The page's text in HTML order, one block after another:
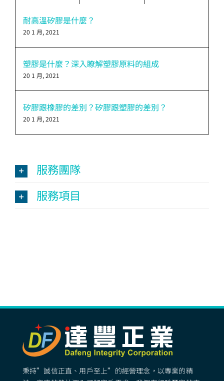
耐高溫矽膠是什麼？
20 1 月, 2021
塑膠是什麼？深入瞭解塑膠原料的組成
20 1 月, 2021
矽膠跟橡膠的差別？矽膠跟塑膠的差別？
20 1 月, 2021
服務團隊
服務項目
秉持”誠信正直、用戶至上”的經營理念，以專業的精